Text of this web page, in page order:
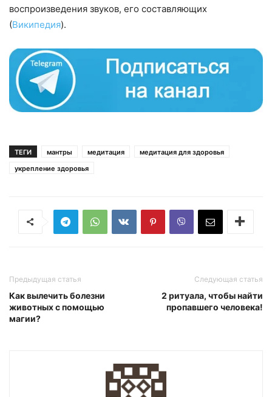
воспроизведения звуков, его составляющих
(Википедия).
ТЕГИ мантры медитация
медитация для здоровья
укрепление здоровья
Предыдущая статья
Как вылечить болезни
животных с помощью
магии?
Следующая статья
2 ритуала, чтобы найти
пропавшего человека!